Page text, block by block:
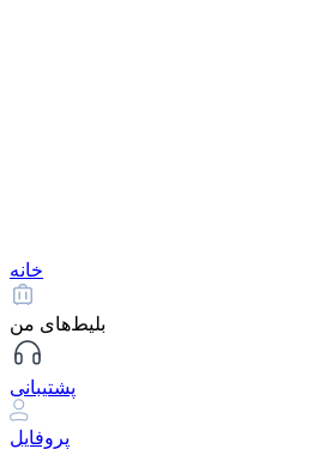
خانه
بلیط‌های من
پشتیبانی
پروفایل